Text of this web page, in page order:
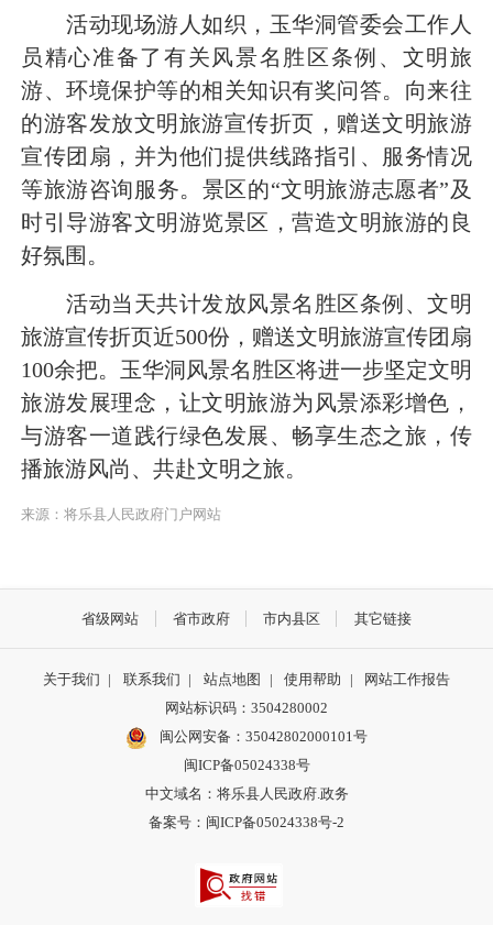
活动现场游人如织，玉华洞管委会工作人
员精心准备了有关风景名胜区条例、文明旅
游、环境保护等的相关知识有奖问答。向来往
的游客发放文明旅游宣传折页，赠送文明旅游
宣传团扇，并为他们提供线路指引、服务情况
等旅游咨询服务。景区的“文明旅游志愿者”及
时引导游客文明游览景区，营造文明旅游的良
好氛围。
活动当天共计发放风景名胜区条例、文明
旅游宣传折页近500份，赠送文明旅游宣传团扇
100余把。玉华洞风景名胜区将进一步坚定文明
旅游发展理念，让文明旅游为风景添彩增色，
与游客一道践行绿色发展、畅享生态之旅，传
播旅游风尚、共赴文明之旅。
来源：将乐县人民政府门户网站
省级网站 省市政府 市内县区 其它链接
关于我们 | 联系我们 | 站点地图 | 使用帮助 |
网站工作报告
网站标识码：3504280002
闽公网安备：35042802000101号
闽ICP备05024338号
中文域名：将乐县人民政府.政务
备案号：闽ICP备05024338号-2